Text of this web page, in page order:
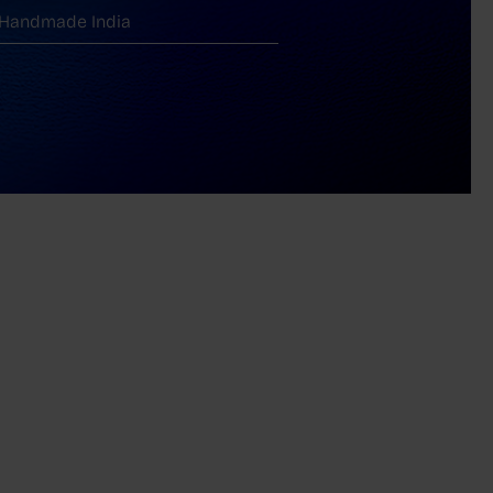
India